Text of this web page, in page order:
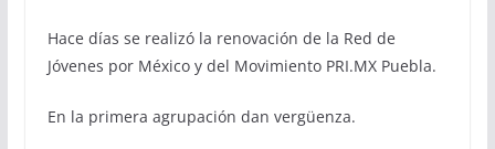
Hace días se realizó la renovación de la Red de
Jóvenes por México y del Movimiento PRI.MX Puebla.
En la primera agrupación dan vergüenza.